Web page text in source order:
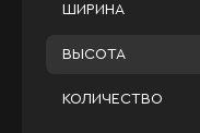
ШИРИНА
ВЫСОТА
КОЛИЧЕСТВО